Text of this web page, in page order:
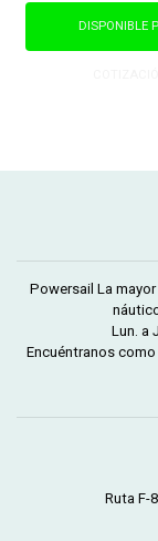
DISPONIBLE
Powersail La
Lun. a
Encuéntranos
Ruta F-